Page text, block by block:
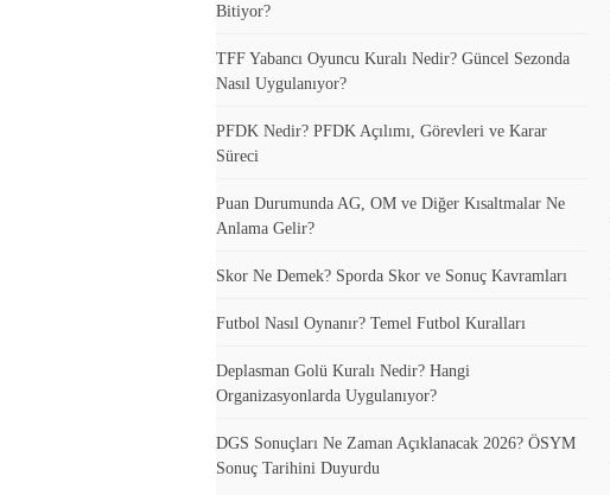
Bitiyor?
TFF Yabancı Oyuncu Kuralı Nedir? Güncel Sezonda
Nasıl Uygulanıyor?
PFDK Nedir? PFDK Açılımı, Görevleri ve Karar
Süreci
Puan Durumunda AG, OM ve Diğer Kısaltmalar Ne
Anlama Gelir?
Skor Ne Demek? Sporda Skor ve Sonuç Kavramları
Futbol Nasıl Oynanır? Temel Futbol Kuralları
Deplasman Golü Kuralı Nedir? Hangi
Organizasyonlarda Uygulanıyor?
DGS Sonuçları Ne Zaman Açıklanacak 2026? ÖSYM
Sonuç Tarihini Duyurdu